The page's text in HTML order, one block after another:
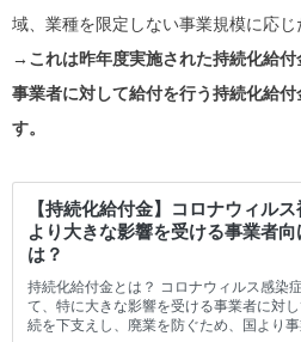
域、業種を限定しない事業規模に応じ
→これは昨年度実施された持続化給
事業者に対して給付を行う持続化給
す。